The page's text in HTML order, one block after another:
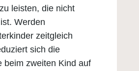
leisten, die nicht
Werden
zeitgleich
sich die
beim zweiten Kind auf